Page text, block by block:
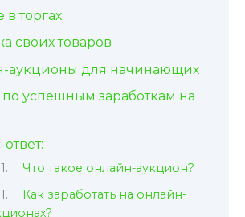
в торгах
своих товаров
аукционы для начинающих
успешным заработкам на
Что такое онлайн-аукцион?
Как заработать на онлайн-